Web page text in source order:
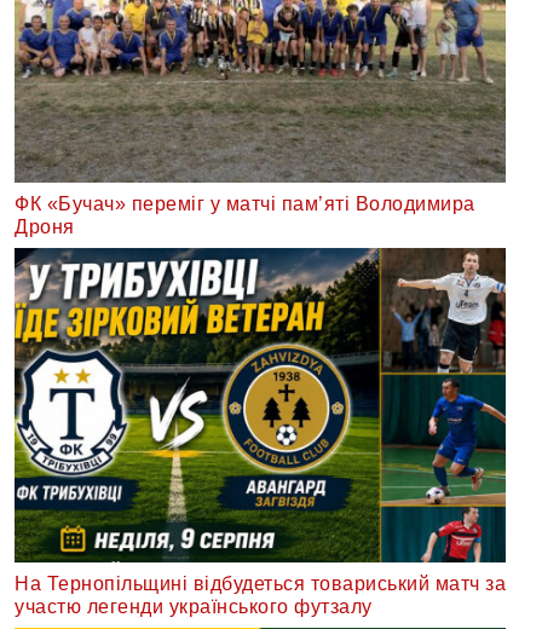
ФК «Бучач» переміг у матчі пам’яті Володимира
Дроня
На Тернопільщині відбудеться товариський матч за
участю легенди українського футзалу